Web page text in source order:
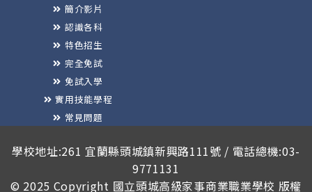
簡介影片
認識各科
特色招生
完全免試
免試入學
實用技能學程
常見問題
學校地址:261 宜蘭縣頭城鎮新興路111號 / 電話總機:03-
9771131
© 2025 Copyright 國立頭城高級家事商業職業學校 版權